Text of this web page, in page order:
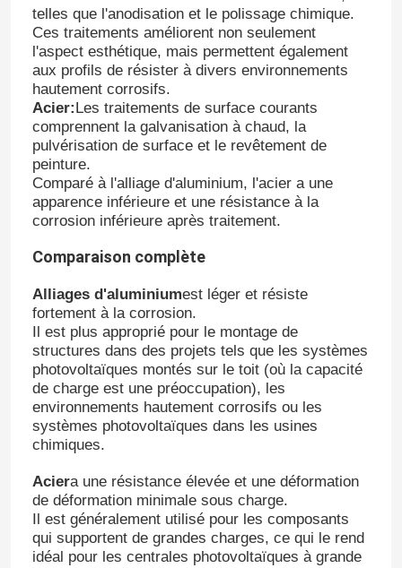
Produits
Vidéos
Au sujet de nous
Visite d'usine
telles que l'anodisation et le polissage chimique.
Ces traitements améliorent non seulement
l'aspect esthétique, mais permettent également
aux profils de résister à divers environnements
hautement corrosifs.
Acier:Les traitements de surface courants
comprennent la galvanisation à chaud, la
pulvérisation de surface et le revêtement de
peinture.
Comparé à l'alliage d'aluminium, l'acier a une
apparence inférieure et une résistance à la
corrosion inférieure après traitement.
Comparaison complète
Alliages d'aluminiumest léger et résiste
fortement à la corrosion.
Il est plus approprié pour le montage de
structures dans des projets tels que les systèmes
photovoltaïques montés sur le toit (où la capacité
de charge est une préoccupation), les
environnements hautement corrosifs ou les
systèmes photovoltaïques dans les usines
chimiques.
Aciera une résistance élevée et une déformation
de déformation minimale sous charge.
Il est généralement utilisé pour les composants
qui supportent de grandes charges, ce qui le rend
idéal pour les centrales photovoltaïques à grande